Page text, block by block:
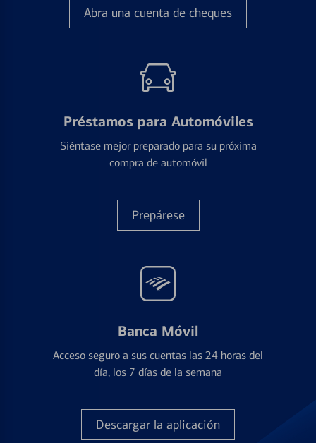
Abra una cuenta de cheques
Préstamos para Automóviles
Siéntase mejor preparado para su próxima
compra de automóvil
Prepárese
Banca Móvil
Acceso seguro a sus cuentas las 24 horas del
día, los 7 días de la semana
Descargar la aplicación